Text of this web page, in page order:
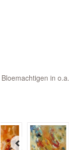
Bloemachtigen in